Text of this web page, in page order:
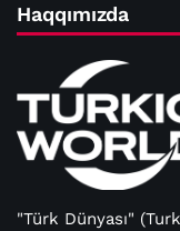
Haqqımızda
"Türk Dünyası"